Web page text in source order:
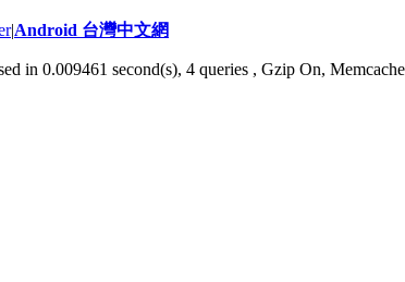
|Android 台灣中文網
in 0.009461 second(s), 4 queries , Gzip On,